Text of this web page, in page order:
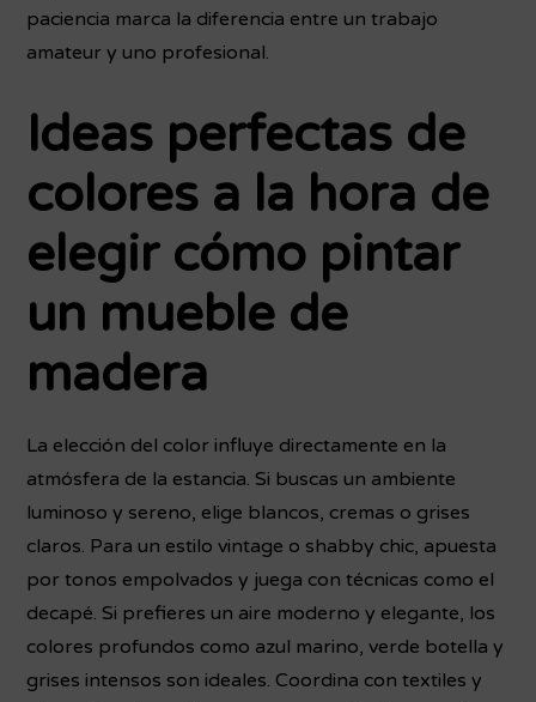
paciencia marca la diferencia entre un trabajo
amateur y uno profesional.
Ideas perfectas de
colores a la hora de
elegir cómo pintar
un mueble de
madera
La elección del color influye directamente en la
atmósfera de la estancia. Si buscas un ambiente
luminoso y sereno, elige blancos, cremas o grises
claros. Para un estilo vintage o shabby chic, apuesta
por tonos empolvados y juega con técnicas como el
decapé. Si prefieres un aire moderno y elegante, los
colores profundos como azul marino, verde botella y
grises intensos son ideales. Coordina con textiles y